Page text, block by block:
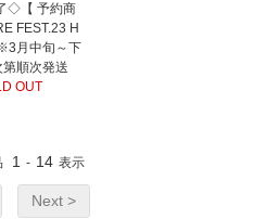
◇【 予約商
FEST.23 H
月中旬～下
順次発送
OUT
1 - 14 表示
Next >